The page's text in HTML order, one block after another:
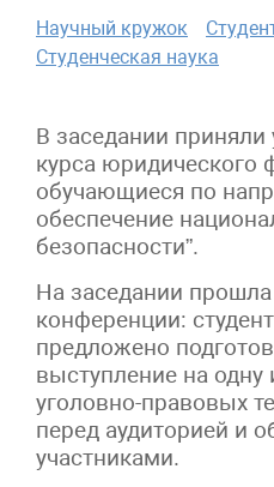
Научный кружок
Студенческая наука
В заседании приняли
курса юридического
обучающиеся по
обеспечение
безопасности”.
На заседании
конференции:
предложено
выступление на одну
уголовно-правовых
перед аудиторией и
участниками.